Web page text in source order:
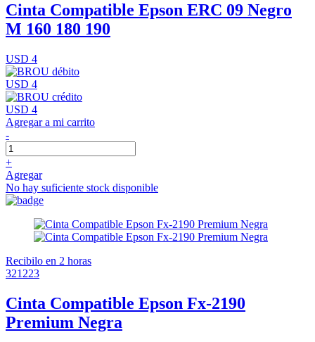
Cinta Compatible Epson ERC 09 Negro
M 160 180 190
USD 4
USD 4
USD 4
Agregar a mi carrito
-
+
Agregar
No hay suficiente stock disponible
Recibilo en 2 horas
321223
Cinta Compatible Epson Fx-2190
Premium Negra